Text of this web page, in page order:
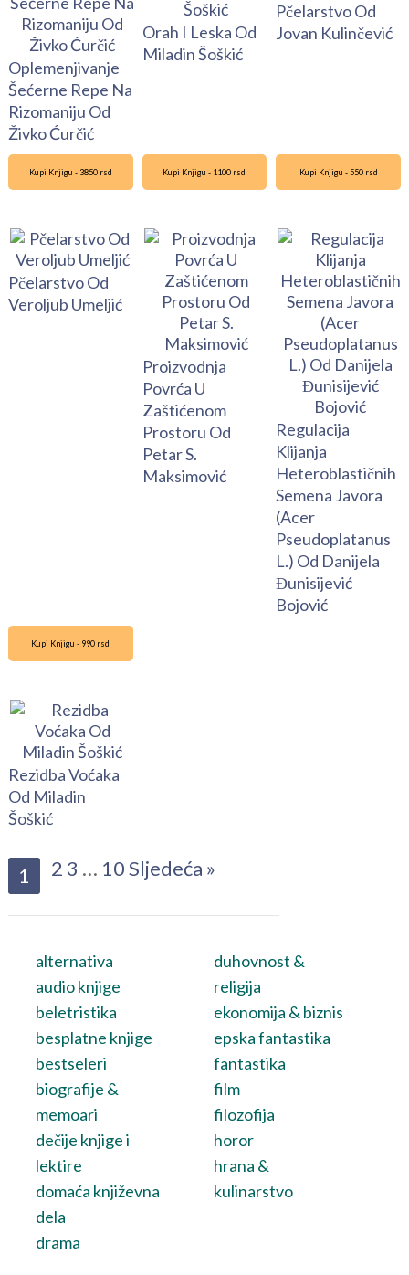
Oplemenjivanje
Šećerne Repe Na
Rizomaniju Od
Živko Ćurčić
Orah I Leska Od
Miladin Šoškić
Pčelarstvo Od
Jovan Kulinčević
Kupi Knjigu - 3850 rsd
Pčelarstvo Od
Veroljub Umeljić
Kupi Knjigu - 1100 rsd
Proizvodnja
Povrća U
Zaštićenom
Prostoru Od
Petar S.
Maksimović
Kupi Knjigu - 550 rsd
Regulacija
Klijanja
Heteroblastičnih
Semena Javora
(Acer
Pseudoplatanus
L.) Od Danijela
Đunisijević
Bojović
Kupi Knjigu - 990 rsd
Rezidba Voćaka
Od Miladin
Šoškić
1 2 3 … 10Sljedeća »
alternativa
audio knjige
beletristika
besplatne knjige
bestseleri
biografije &
memoari
dečije knjige i
lektire
domaća književna
dela
drama
duhovnost &
religija
ekonomija & biznis
epska fantastika
fantastika
film
filozofija
horor
hrana &
kulinarstvo